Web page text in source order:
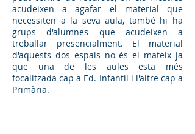
acudeixen a agafar el material que
necessiten a la seva aula, també hi ha
grups d'alumnes que acudeixen a
treballar presencialment. El material
d'aquests dos espais no és el mateix ja
que una de les aules esta més
focalitzada cap a Ed. Infantil i l'altre cap a
Primària.